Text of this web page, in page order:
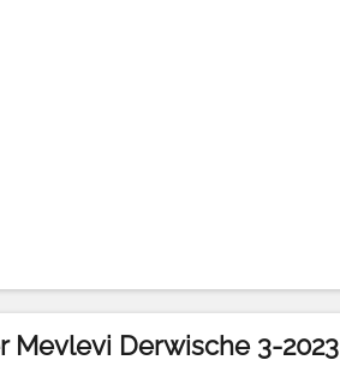
Mevlevi Derwische 3-2023